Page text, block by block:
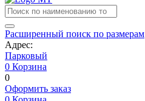
Расширенный поиск по размерам
Адрес:
Парковый
0 Корзина
0
Оформить заказ